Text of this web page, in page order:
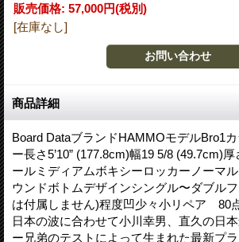
販売価格: 57,000円(税別)
[在庫なし]
商品詳細
Board DataブランドHAMMOモデルBro1
ー長さ5’10” (177.8cm)幅19 5/8 (49.7cm)
ールミディアムボキシーロッカーノーマ
ウンドボトムデザインシングル〜ダブル
は付属しません)程度凹少々小リペア 80
日本の波に合わせて小川幸男、直久の日
ー兄弟のテストによって生まれた最新プ